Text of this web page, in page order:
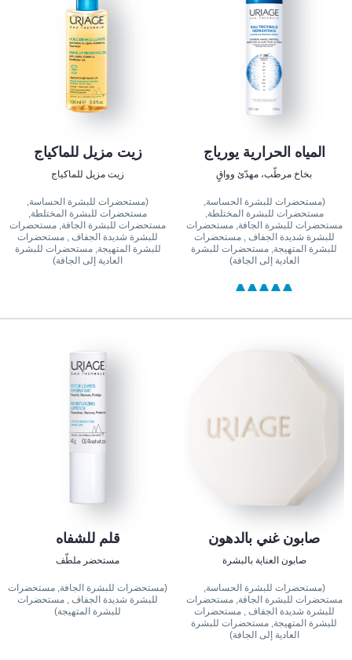
المياه الحرارية يورياج
بخاخ مرطّب، مهدّئ وواقٍ
(مستحضرات للبشرة الحساسة,
مستحضرات للبشرة المختلطة,
مستحضرات للبشرة الجافة, مستحضرات
للبشرة شديدة الجفاف , مستحضرات
للبشرة المتهيجة, مستحضرات للبشرة
العادية إلى الجافة)
زيت مزيل للماكياج
زيت مزيل للماكياج
(مستحضرات للبشرة الحساسة,
مستحضرات للبشرة المختلطة,
مستحضرات للبشرة الجافة, مستحضرات
للبشرة شديدة الجفاف , مستحضرات
للبشرة المتهيجة, مستحضرات للبشرة
العادية إلى الجافة)
صابون غني بالدهون
صابون العناية بالبشرة
(مستحضرات للبشرة الحساسة,
مستحضرات للبشرة الجافة, مستحضرات
للبشرة شديدة الجفاف , مستحضرات
للبشرة المتهيجة, مستحضرات للبشرة
العادية إلى الجافة)
قلم للشفاه
مستحضر ملطّف
(مستحضرات للبشرة الجافة, مستحضرات
للبشرة شديدة الجفاف , مستحضرات
للبشرة المتهيجة)